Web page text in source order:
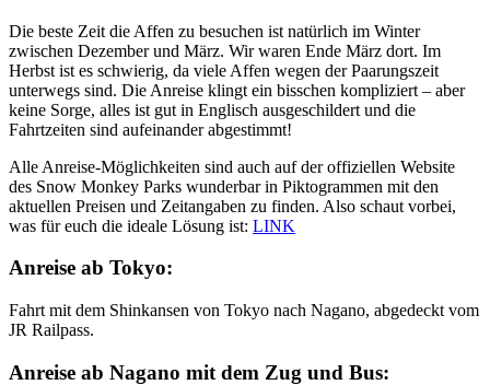
Die beste Zeit die Affen zu besuchen ist natürlich im Winter
zwischen Dezember und März. Wir waren Ende März dort. Im
Herbst ist es schwierig, da viele Affen wegen der Paarungszeit
unterwegs sind. Die Anreise klingt ein bisschen kompliziert – aber
keine Sorge, alles ist gut in Englisch ausgeschildert und die
Fahrtzeiten sind aufeinander abgestimmt!
Alle Anreise-Möglichkeiten sind auch auf der offiziellen Website
des Snow Monkey Parks wunderbar in Piktogrammen mit den
aktuellen Preisen und Zeitangaben zu finden. Also schaut vorbei,
was für euch die ideale Lösung ist: LINK
Anreise ab Tokyo:
Fahrt mit dem Shinkansen von Tokyo nach Nagano, abgedeckt vom
JR Railpass.
Anreise ab Nagano mit dem Zug und Bus: